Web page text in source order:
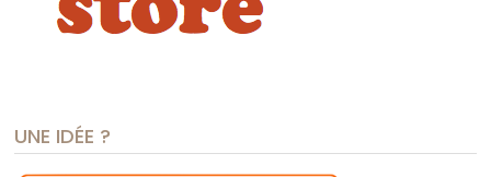
UNE IDÉE ?